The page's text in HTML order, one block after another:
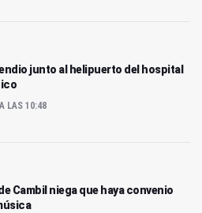
junto al helipuerto del hospital
LAS 10:48
Cambil niega que haya convenio